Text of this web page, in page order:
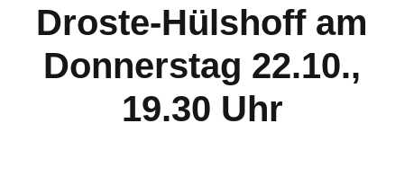
Droste-Hülshoff am
Donnerstag 22.10.,
19.30 Uhr